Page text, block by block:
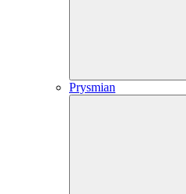
Prysmian